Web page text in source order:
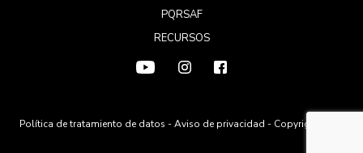
PQRSAF
RECURSOS
Política de tratamiento de datos -Aviso de privacidad - Copyright 2026